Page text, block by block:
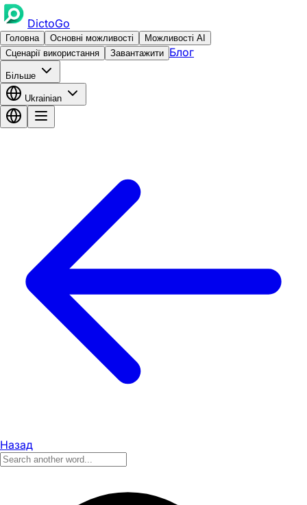
DictoGo
Головна Основні можливості
Можливості AI
Сценарії використання
Завантажити Блог
Більше
Ukrainian
Назад